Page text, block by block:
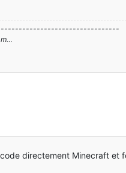
m…
directement Minecraft